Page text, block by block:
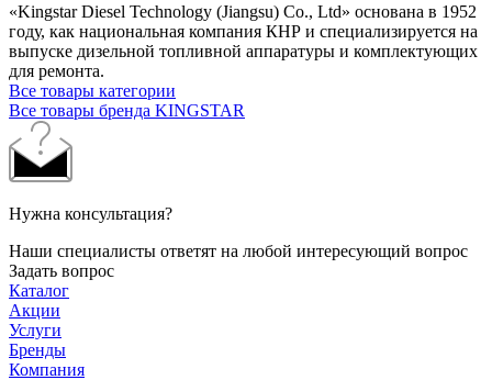
«Kingstar Diesel Technology (Jiangsu) Co., Ltd» основана в 1952
году, как национальная компания КНР и специализируется на
выпуске дизельной топливной аппаратуры и комплектующих
для ремонта.
Все товары категории
Все товары бренда KINGSTAR
Нужна консультация?
Наши специалисты ответят на любой интересующий вопрос
Задать вопрос
Каталог
Акции
Услуги
Бренды
Компания